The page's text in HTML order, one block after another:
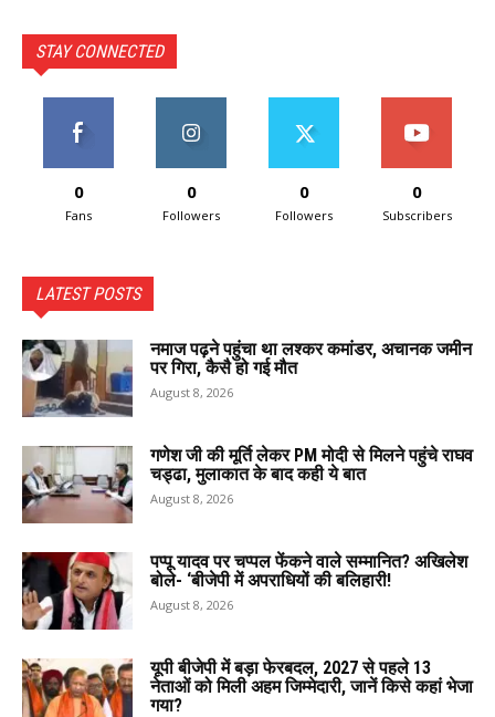
STAY CONNECTED
0
Fans
0
Followers
0
Followers
0
Subscribers
LATEST POSTS
नमाज पढ़ने पहुंचा था लश्कर कमांडर, अचानक जमीन
पर गिरा, कैसै हो गई मौत
August 8, 2026
गणेश जी की मूर्ति लेकर PM मोदी से मिलने पहुंचे राघव
चड्ढा, मुलाकात के बाद कही ये बात
August 8, 2026
पप्पू यादव पर चप्पल फेंकने वाले सम्मानित? अखिलेश
बोले- ‘बीजेपी में अपराधियों की बलिहारी!
August 8, 2026
यूपी बीजेपी में बड़ा फेरबदल, 2027 से पहले 13
नेताओं को मिली अहम जिम्मेदारी, जानें किसे कहां भेजा
गया?